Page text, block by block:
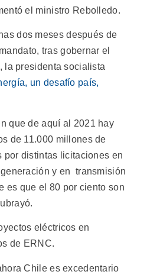
el ministro Rebolledo.
dos meses después de
tras gobernar el
la presidenta socialista
un desafío país,
que de aquí al 2021 hay
de 11.000 millones de
por distintas licitaciones en
y en transmisión
es que el 80 por ciento son
eléctricos en
de ERNC.
Chile es excedentario